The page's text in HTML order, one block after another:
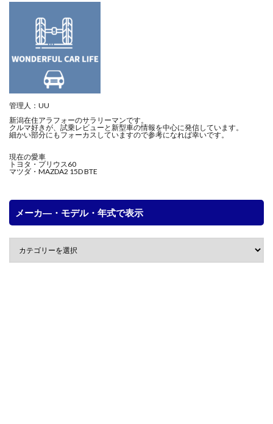
管理人：UU
新潟在住アラフォーのサラリーマンです。
クルマ好きが、試乗レビューと新型車の情報を中心に発信しています。
細かい部分にもフォーカスしていますので参考になれば幸いです。
現在の愛車
トヨタ・プリウス60
マツダ・MAZDA2 15D BTE
メーカ―・モデル・年式で表示